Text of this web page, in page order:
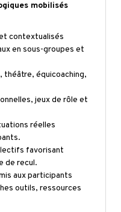
mobilisés
contextualisés
en sous-groupes et
équicoaching,
jeux de rôle et
réelles
favorisant
de recul.
aux participants
outils, ressources